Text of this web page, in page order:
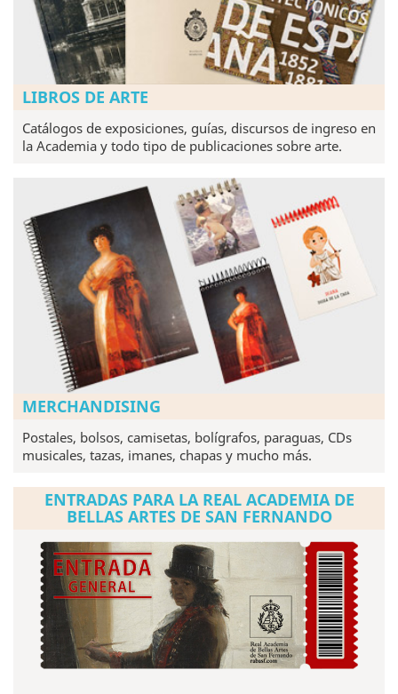
LIBROS DE ARTE
Catálogos de exposiciones, guías, discursos de ingreso en
la Academia y todo tipo de publicaciones sobre arte.
MERCHANDISING
Postales, bolsos, camisetas, bolígrafos, paraguas, CDs
musicales, tazas, imanes, chapas y mucho más.
ENTRADAS PARA LA REAL ACADEMIA DE
BELLAS ARTES DE SAN FERNANDO